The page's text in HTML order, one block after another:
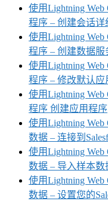
使用Lightning Web
程序 – 创建会话详
使用Lightning Web
程序 – 创建数据服
使用Lightning Web
程序 – 修改默认应
使用Lightning Web
程序 创建应用程序
使用Lightning Web
数据 – 连接到
使用Lightning Web
数据 – 导入样本数
使用Lightning Web
数据 – 设置您的